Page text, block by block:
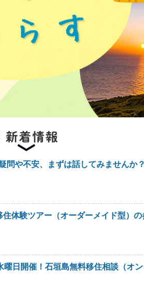
新着情報
問や不安、まずは話してみませんか
体験ツアー（オーダーメイド型）の
曜日開催！石垣島無料移住相談（オン